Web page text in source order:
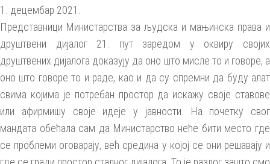
1. децембар 2021.
Представници Министарства за људска и мањинска права и
друштвени дијалог 21. пут заредом у оквиру својих
друштвених дијалога доказују да оно што мисле то и говоре, а
оно што говоре то и раде, као и да су спремни да буду алат
свима којима је потребан простор да искажу своје ставове
или афирмишу своје идеје у јавности. На почетку свог
мандата обећала сам да Министарство неће бити место где
се проблеми оговарају, већ средина у којој се они решавају и